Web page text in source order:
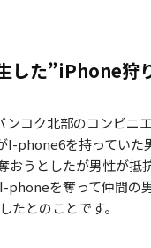
した”iPhone狩
ンコク北部のコンビニ
I-phone6を持っていた
おうとしたが男性が抵
phoneを奪って仲間の
たとのことです。